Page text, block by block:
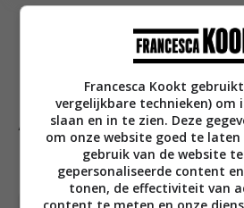
Recept afdrukken
Aan de slag!
30minuten
min
Francesca Kookt
vergelijkbare technieken)
slaan en in te zien. Deze
om onze website goed te
gebruik van de website
gepersonaliseerde content
tonen, de effectiviteit van
content te meten en onze